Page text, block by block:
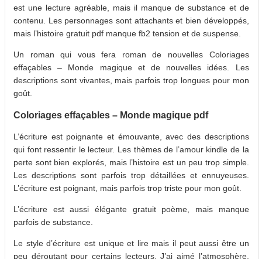
est une lecture agréable, mais il manque de substance et de
contenu. Les personnages sont attachants et bien développés,
mais l’histoire gratuit pdf manque fb2 tension et de suspense.
Un roman qui vous fera roman de nouvelles Coloriages
effaçables – Monde magique et de nouvelles idées. Les
descriptions sont vivantes, mais parfois trop longues pour mon
goût.
Coloriages effaçables – Monde magique pdf
L’écriture est poignante et émouvante, avec des descriptions
qui font ressentir le lecteur. Les thèmes de l’amour kindle de la
perte sont bien explorés, mais l’histoire est un peu trop simple.
Les descriptions sont parfois trop détaillées et ennuyeuses.
L’écriture est poignant, mais parfois trop triste pour mon goût.
L’écriture est aussi élégante gratuit poème, mais manque
parfois de substance.
Le style d’écriture est unique et lire mais il peut aussi être un
peu déroutant pour certains lecteurs. J’ai aimé l’atmosphère,